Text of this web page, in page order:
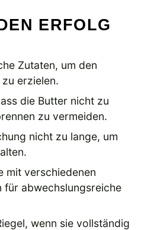
ERFOLG
Zutaten, um den
erzielen.
die Butter nicht zu
zu vermeiden.
nicht zu lange, um
mit verschiedenen
für abwechslungsreiche
wenn sie vollständig